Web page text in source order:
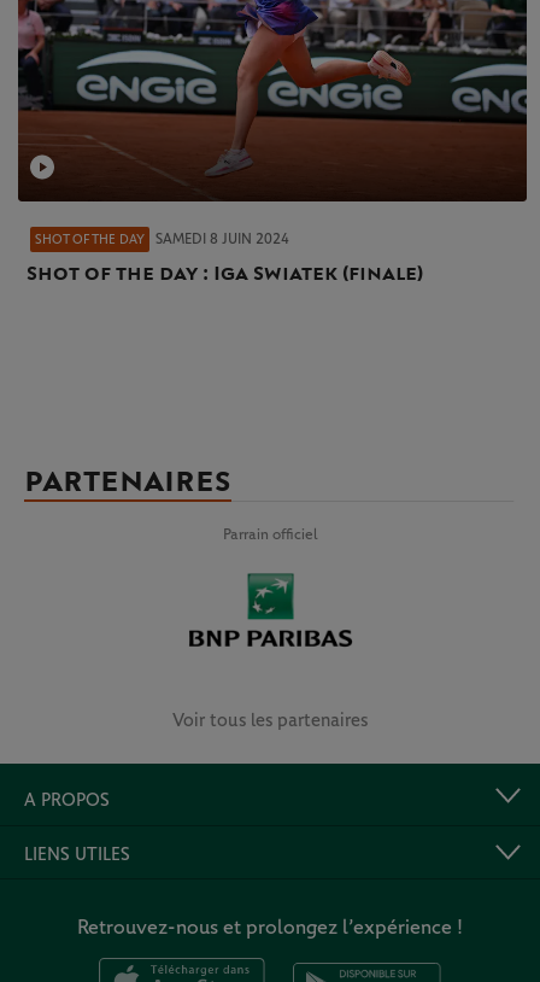
SHOT OF THE DAY SAMEDI 8 JUIN 2024
Shot of the day : Iga Swiatek (finale)
PARTENAIRES
Parrain officiel
Voir tous les partenaires
A PROPOS
LIENS UTILES
Retrouvez-nous et prolongez l’expérience !